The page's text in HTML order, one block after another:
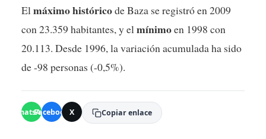
Elmáximo históricode Baza se registró en 2009
con 23.359 habitantes, y elmínimoen 1998 con
20.113. Desde 1996, la variación acumulada ha sido
de -98 personas (-0,5%).
WhatsApp
Facebook X Copiar enlace